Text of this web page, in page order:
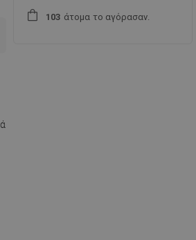
1 03 άτομα το αγόρασαν.